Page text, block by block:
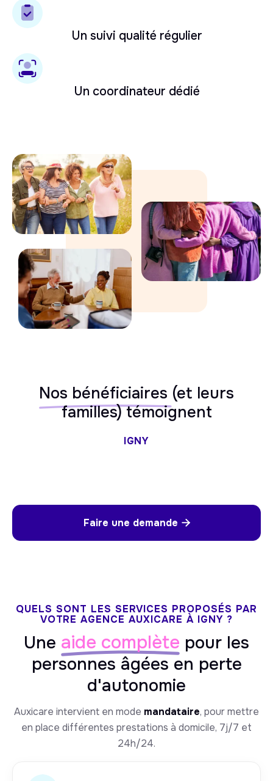
Un suivi qualité régulier
Un coordinateur dédié
Nos bénéficiaires (et leurs
familles) témoignent
IGNY
Faire une demande 
QUELS SONT LES SERVICES PROPOSÉS PAR
VOTRE AGENCE AUXICARE À IGNY ?
Une aide complète pour les
personnes âgées en perte
d'autonomie
Auxicare intervient en mode mandataire, pour mettre
en place différentes prestations à domicile, 7j/7 et
24h/24.